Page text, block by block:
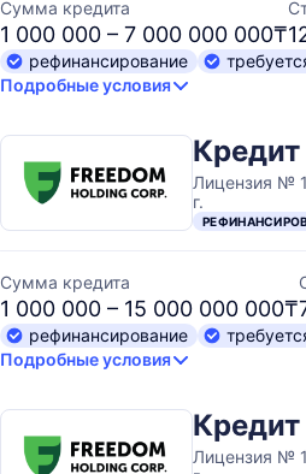
Сумма кредита
1 000 000 – 7 000 000 000₸
рефинансирование
Подробные условия
Лицензия №
г.
Сумма кредита
1 000 000 – 15 000 000 000₸
рефинансирование
Подробные условия
Лицензия №